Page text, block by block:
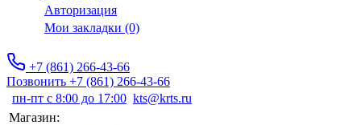
Авторизация
Мои закладки (0)
+7 (861) 266-43-66
Позвонить +7 (861) 266-43-66
пн-пт с 8:00 до 17:00 kts@krts.ru
Магазин: